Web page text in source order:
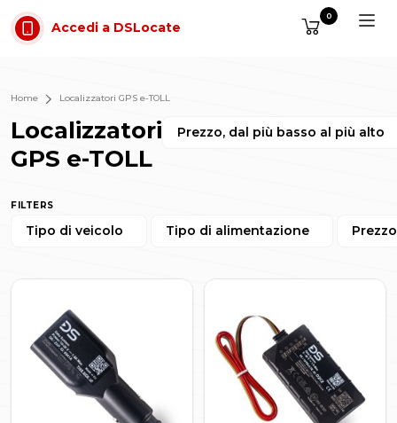
Vai al contenuto
Accedi a DSLocate
0
Home Localizzatori GPS e-TOLL
Localizzatori
GPS e-TOLL
Prezzo, dal più basso al più alto
FILTERS
Tipo di veicolo Tipo di alimentazione Prezzo